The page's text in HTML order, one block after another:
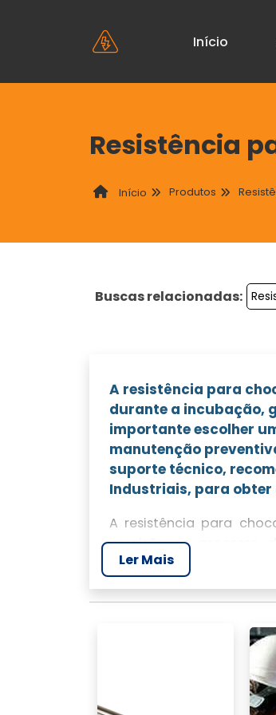
Início
Resistência
Início Produtos
Buscas relacionadas:
A resistência para
durante a incubação,
importante escolher
manutenção
suporte técnico,
Industriais, para
A resistência para
precisão no processo
temperatura ideal para
Este artigo explora a
manutenção e as
Ler Mais